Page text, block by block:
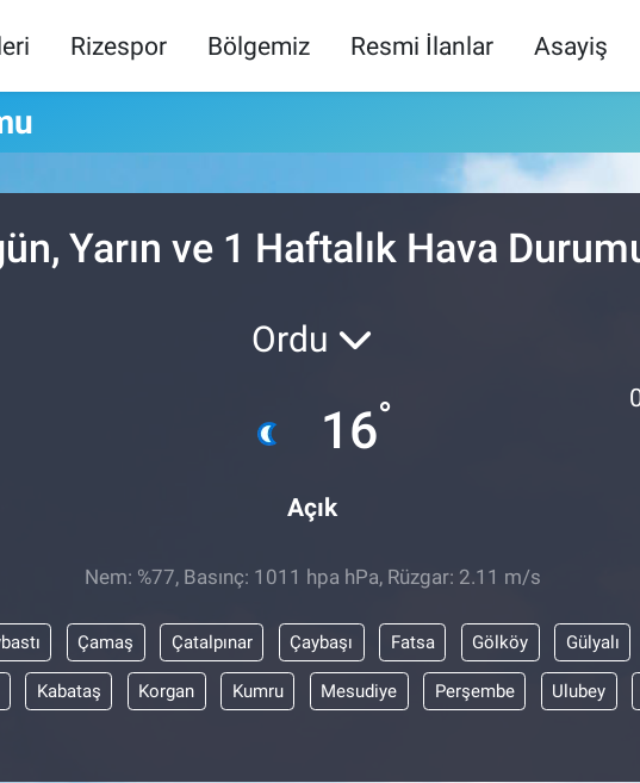
Rizespor Bölgemiz Resmi İlanlar Asayiş
Yarın ve 1 Haftalık Hava
Ordu
16°
Açık
Nem: %77, Basınç: 1011 hpa hPa, Rüzgar: 2.11 m/s
Çamaş Çatalpınar Çaybaşı Fatsa Gölköy Gülyalı
Kabataş Korgan Kumru Mesudiye Perşembe Ulubey